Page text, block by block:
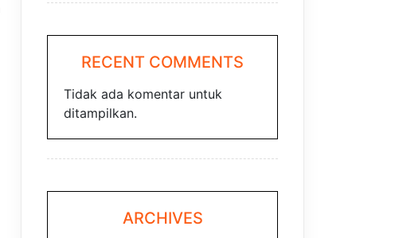
RECENT COMMENTS
Tidak ada komentar untuk
ditampilkan.
ARCHIVES